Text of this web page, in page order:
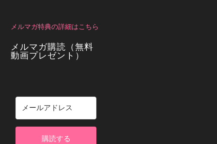
メルマガ特典の詳細はこちら
メルマガ購読（無料
動画プレゼント）
購読する